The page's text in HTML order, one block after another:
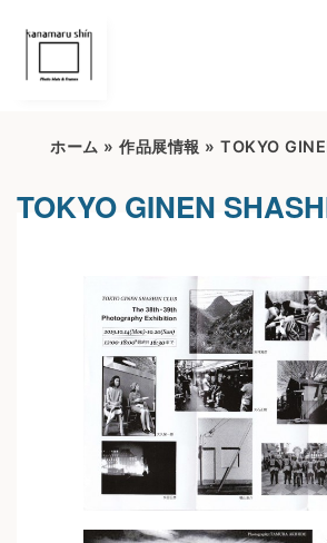
ホーム » 作品展情報 » TOKYO
TOKYO GINEN